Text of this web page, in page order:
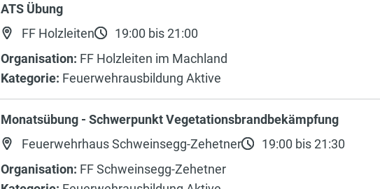
ATS Übung
FF Holzleiten
19:00 bis 21:00
Organisation: FF Holzleiten im Machland
Kategorie: Feuerwehrausbildung Aktive
Monatsübung - Schwerpunkt Vegetationsbrandbekämpfung
Feuerwehrhaus Schweinsegg-Zehetner
19:00 bis 21:30
Organisation: FF Schweinsegg-Zehetner